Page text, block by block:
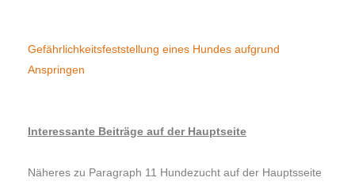
Gefährlichkeitsfeststellung eines Hundes aufgrund
Anspringen
Interessante Beiträge auf der Hauptseite
Näheres zu Paragraph 11 Hundezucht auf der Hauptsseite